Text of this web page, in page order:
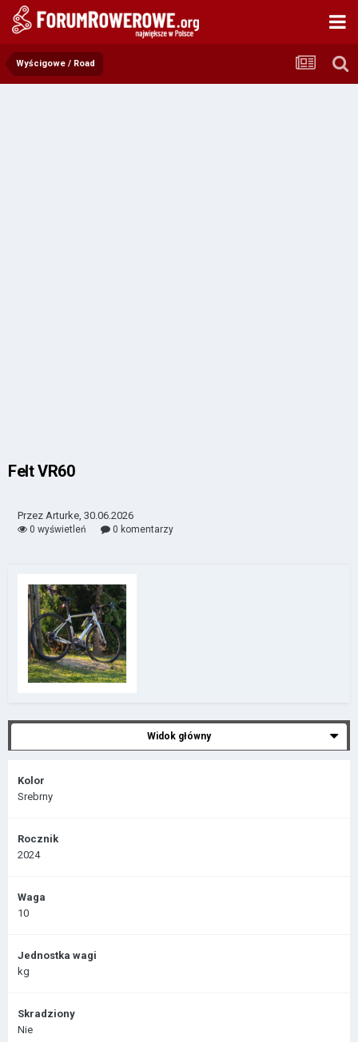
Wyścigowe / Road
Felt VR60
Przez Arturke, 30.06.2026
0 wyświetleń 0 komentarzy
Widok główny
Kolor
Srebrny
Rocznik
2024
Waga
10
Jednostka wagi
kg
Skradziony
Nie